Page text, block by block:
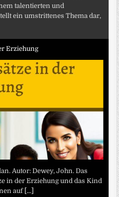
talentierten und
ein umstrittenes Thema dar,
Erziehung
Autor: Dewey, John. Das
in der Erziehung und das Kind
auf [...]